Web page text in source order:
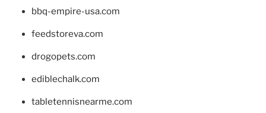
bbq-empire-usa.com
feedstoreva.com
drogopets.com
ediblechalk.com
tabletennisnearme.com